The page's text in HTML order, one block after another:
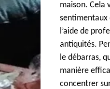
maison. Cela
sentimentaux
l’aide de
antiquités.
le débarras,
manière
concentrer